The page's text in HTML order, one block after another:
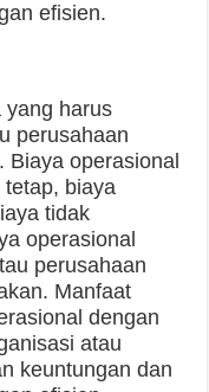
efisien.
yang harus
perusahaan
Biaya operasional
biaya
tidak
operasional
perusahaan
Manfaat
dengan
atau
keuntungan dan